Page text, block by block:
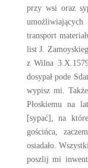
przy wsi oraz
transport
list J.
z Wilna
dosypał pode
wypisz mi.
Płoskiemu na
[sypać], na
gościńca,
osiadało.
poszlij mi